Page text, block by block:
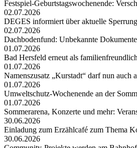
Festspiel-Geburtstagswochenende:
02.07.2026
DEGES informiert über aktuelle
02.07.2026
Dachbodenfund: Unbekannte
01.07.2026
Bad Hersfeld erneut als
01.07.2026
Namenszusatz „Kurstadt“ darf nun auch
01.07.2026
Umweltschutz-Wochenende an der
01.07.2026
Sommerarena, Konzerte und mehr:
30.06.2026
Einladung zum Erzählcafé zum Thema
30.06.2026